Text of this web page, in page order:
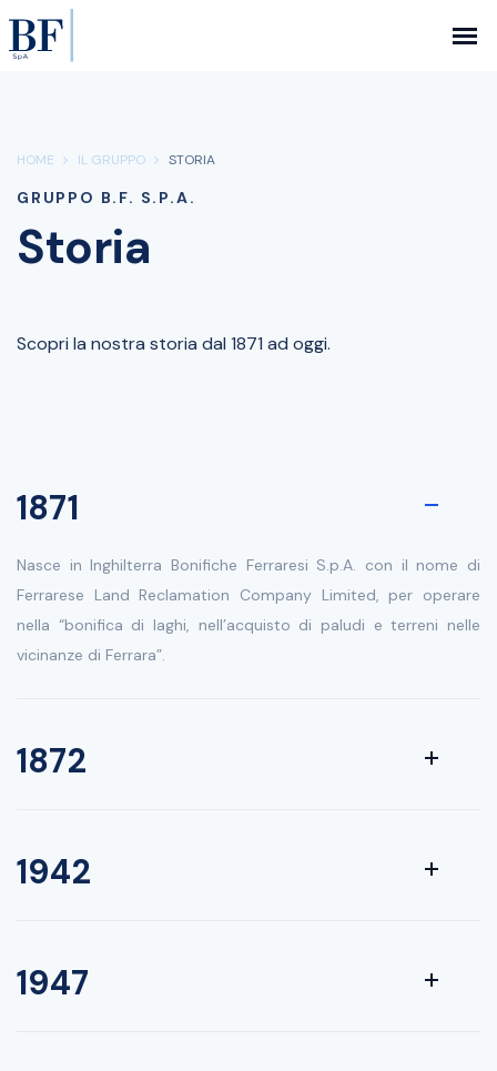
HOME IL GRUPPO STORIA
GRUPPO B.F. S.P.A.
Storia
Scopri la nostra storia dal 1871 ad oggi.
1871
Nasce in Inghilterra Bonifiche Ferraresi S.p.A. con il nome di
Ferrarese Land Reclamation Company Limited, per operare
nella “bonifica di laghi, nell’acquisto di paludi e terreni nelle
vicinanze di Ferrara”.
1872
1942
1947